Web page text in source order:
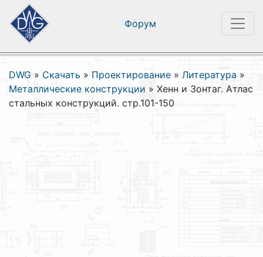
Форум
DWG » Скачать » Проектирование » Литература »
Металлические конструкции » Хенн и Зонтаг. Атлас
стальных конструкций. стр.101-150